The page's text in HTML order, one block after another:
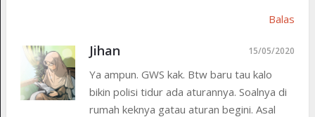
Balas
Jihan 15/05/2020
Ya ampun. GWS kak. Btw baru tau kalo
bikin polisi tidur ada aturannya. Soalnya di
rumah keknya gatau aturan begini. Asal